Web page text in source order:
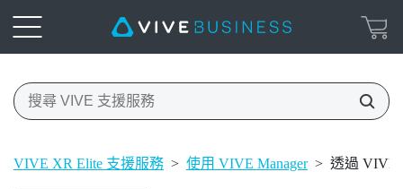
VIVE XR Elite 支援服務 > 使用 VIVE Manager > 透過 VIVE